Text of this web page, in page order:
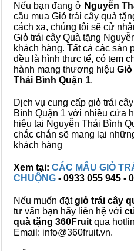
Nếu bạn đang ở Nguyễn
cầu mua Giỏ trái cây quà
cách xa, chúng tôi sẽ cử
Giỏ trái cây Quà tặng
khách hàng. Tất cả các sản
đều là hình thực tế, có tem
hành mang thương hiệu
Thái Bình Quận 1.
Dịch vụ cung cấp giỏ trái
Bình Quận 1 với nhiều cửa
hiệu tại Nguyễn Thái Bình
chắc chắn sẽ mang lại
khách hàng
Xem tại: CÁC MẪU GIỎ
CHUỘNG - 0933 055 945 -
Nếu muốn đặtgiỏ trái cây
tư vấn bạn hãy liên hệ với
quà tặng 360Fruit qua
Email: info@360fruit.vn.